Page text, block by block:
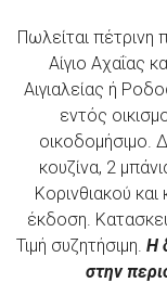
Πωλείται πέτρινη
Αίγιο Αχαΐας
Αιγιαλείας ή
εντός
οικοδομήσιμο.
κουζίνα, 2
Κορινθιακού
έκδοση.
Τιμή συζητήσιμη. Η
στην